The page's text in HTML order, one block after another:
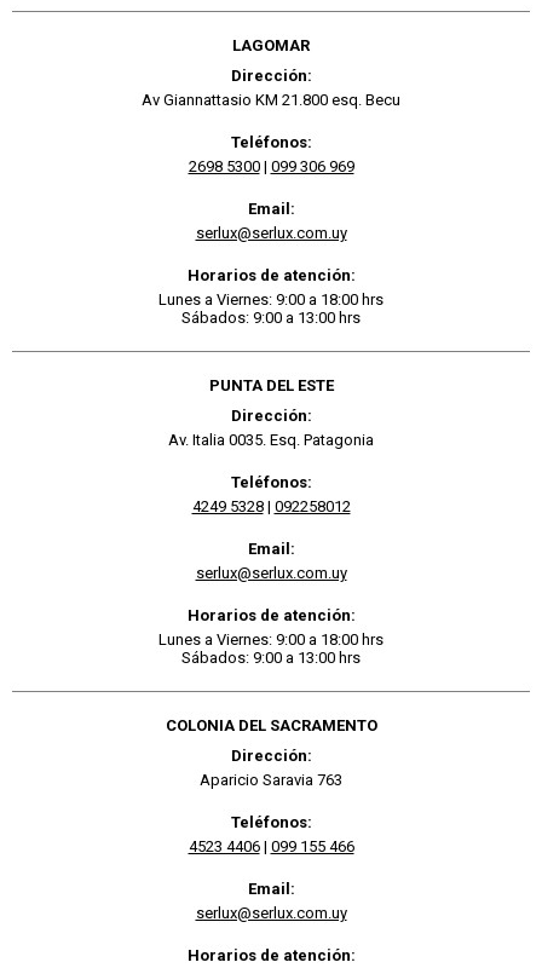
LAGOMAR
Dirección:
Av Giannattasio KM 21.800 esq. Becu
Teléfonos:
2698 5300| 099 306 969
Email:
serlux@serlux.com.uy
Horarios de atención:
Lunes a Viernes: 9:00 a 18:00 hrs
Sábados: 9:00 a 13:00 hrs
PUNTA DEL ESTE
Dirección:
Av. Italia 0035. Esq. Patagonia
Teléfonos:
4249 5328| 092258012
Email:
serlux@serlux.com.uy
Horarios de atención:
Lunes a Viernes: 9:00 a 18:00 hrs
Sábados: 9:00 a 13:00 hrs
COLONIA DEL SACRAMENTO
Dirección:
Aparicio Saravia 763
Teléfonos:
4523 4406| 099 155 466
Email:
serlux@serlux.com.uy
Horarios de atención: